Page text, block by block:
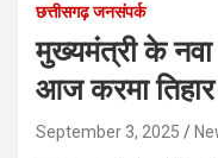
छत्तीसगढ़ जनसंपर्क
मुख्यमंत्री के नवा
आज करमा
September 3, 2025